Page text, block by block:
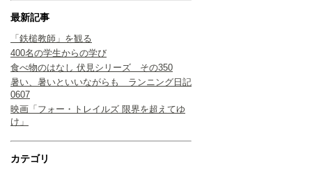
最新記事
「鉄槌教師」を観る
400名の学生からの学び
食べ物のはなし 伏見シリーズ その350
暑い、暑いといいながらも ランニング日記
0607
映画「フォー・トレイルズ 限界を超えてゆ
け」
カテゴリ